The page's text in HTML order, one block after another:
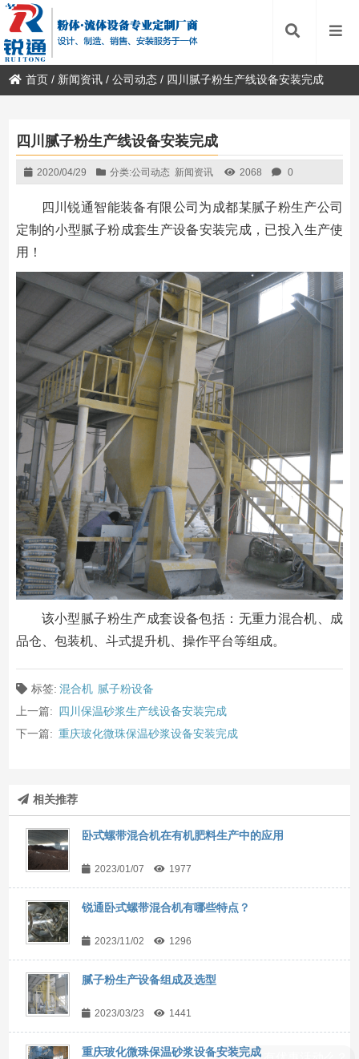
首页 / 新闻资讯 /公司动态 / 四川腻子粉生产线设备安装完成
四川腻子粉生产线设备安装完成
2020/04/29 分类:公司动态 新闻资讯 2068 0
四川锐通智能装备有限公司为成都某腻子粉生产公司
定制的小型腻子粉成套生产设备安装完成，已投入生产使
用！
该小型腻子粉生产成套设备包括：无重力混合机、成
品仓、包装机、斗式提升机、操作平台等组成。
标签: 混合机 腻子粉设备
上一篇: 四川保温砂浆生产线设备安装完成
下一篇: 重庆玻化微珠保温砂浆设备安装完成
相关推荐
卧式螺带混合机在有机肥料生产中的应用
2023/01/07 1977
锐通卧式螺带混合机有哪些特点？
2023/11/02 1296
腻子粉生产设备组成及选型
2023/03/23 1441
重庆玻化微珠保温砂浆设备安装完成